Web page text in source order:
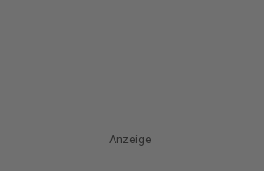
Anzeige